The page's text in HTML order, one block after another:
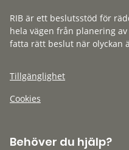
RIB är ett beslutsstöd för
hela vägen från planering
fatta rätt beslut när olyckan
Tillgänglighet
Cookies
Behöver du hjälp?